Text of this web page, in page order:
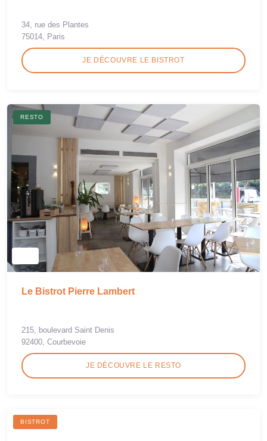
34, rue des Plantes
75014, Paris
JE DÉCOUVRE LE BISTROT
RESTO
Le Bistrot Pierre Lambert
215, boulevard Saint Denis
92400, Courbevoie
JE DÉCOUVRE LE RESTO
BISTROT